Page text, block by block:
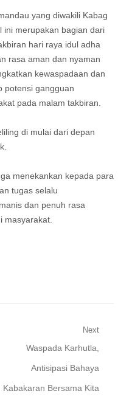
yang diwakili Kabag
ini merupakan bagian dari
hari raya idul adha
rasa aman dan nyaman
kewaspadaan dan
potensi gangguan
pada malam takbiran.
di mulai dari depan
menekankan kepada para
tugas selalu
dan penuh rasa
masyarakat.
Next
Next
post:
Waspada Karhutla,
Antisipasi Bahaya
Kabakaran Bersama Kita